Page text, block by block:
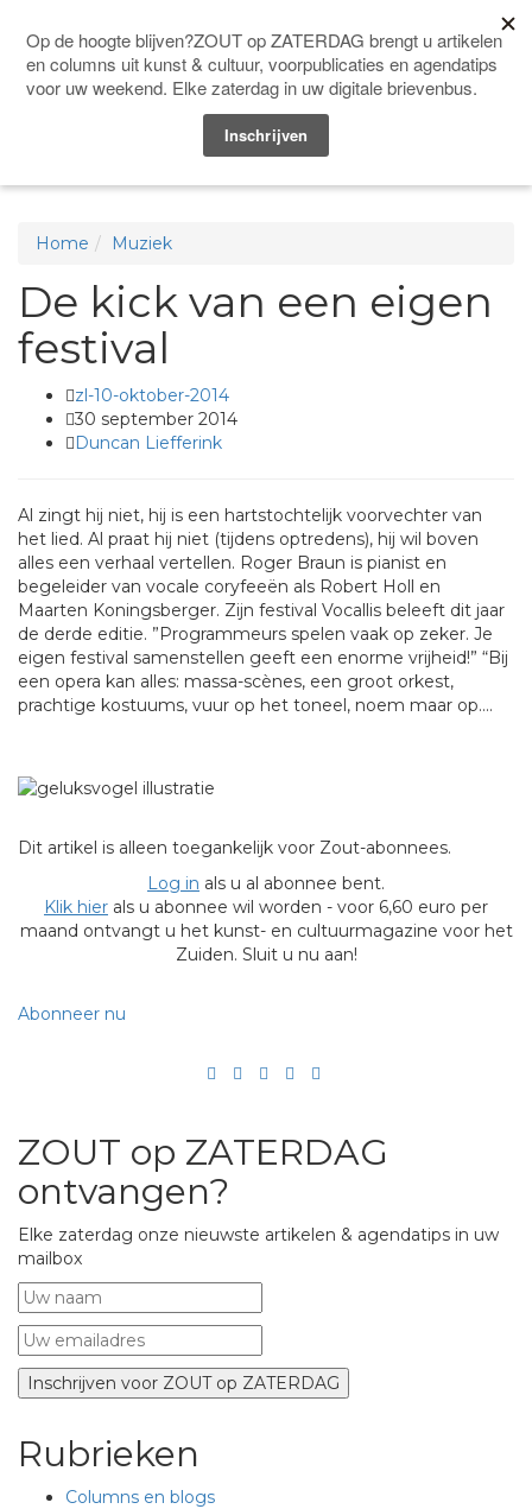
Home Muziek
De kick van een eigen
festival
zl-10-oktober-2014
30 september 2014
Duncan Liefferink
Al zingt hij niet, hij is een hartstochtelijk voorvechter van
het lied. Al praat hij niet (tijdens optredens), hij wil boven
alles een verhaal vertellen. Roger Braun is pianist en
begeleider van vocale coryfeeën als Robert Holl en
Maarten Koningsberger. Zijn festival Vocallis beleeft dit jaar
de derde editie. ”Programmeurs spelen vaak op zeker. Je
eigen festival samenstellen geeft een enorme vrijheid!” “Bij
een opera kan alles: massa-scènes, een groot orkest,
prachtige kostuums, vuur op het toneel, noem maar op....
Dit artikel is alleen toegankelijk voor Zout-abonnees.
Log in als u al abonnee bent.
Klik hier als u abonnee wil worden - voor 6,60 euro per
maand ontvangt u het kunst- en cultuurmagazine voor het
Zuiden. Sluit u nu aan!
Abonneer nu
ZOUT op ZATERDAG
ontvangen?
Elke zaterdag onze nieuwste artikelen & agendatips in uw
mailbox
Rubrieken
Columns en blogs